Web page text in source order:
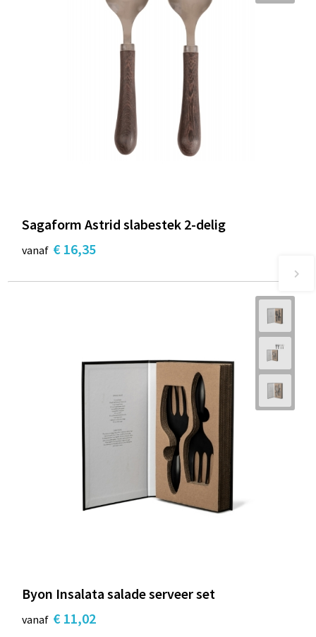
Sagaform Astrid slabestek 2-delig
vanaf € 16,35
Byon Insalata salade serveer set
vanaf € 11,02